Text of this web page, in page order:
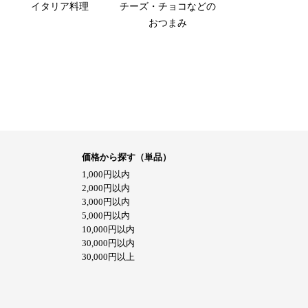
イタリア料理
チーズ・チョコなどの
おつまみ
価格から探す（単品）
1,000円以内
2,000円以内
3,000円以内
5,000円以内
10,000円以内
30,000円以内
30,000円以上